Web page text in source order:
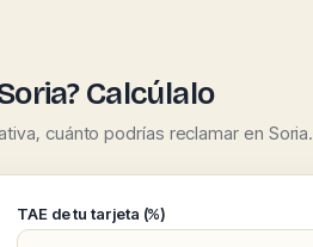
Calcúlalo
cuánto podrías reclamar en Soria.
TAE de tu tarjeta (%)